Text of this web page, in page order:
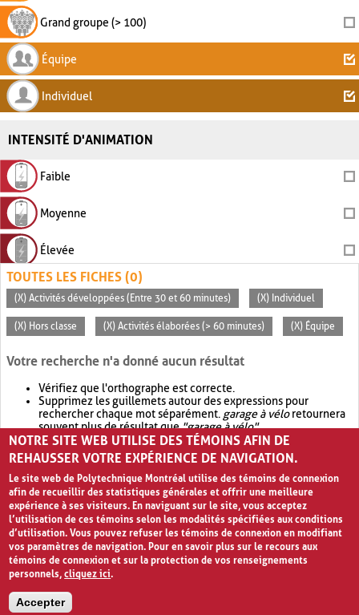
Grand groupe (> 100)
Équipe
Individuel
INTENSITÉ D'ANIMATION
Faible
Moyenne
Élevée
TOUTES LES FICHES (0)
(X) Activités développées (Entre 30 et 60 minutes) (X) Individuel
(X) Hors classe (X) Activités élaborées (> 60 minutes) (X) Équipe
Votre recherche n'a donné aucun résultat
Vérifiez que l'orthographe est correcte.
Supprimez les guillemets autour des expressions pour
rechercher chaque mot séparément. garage à véloretournera
souvent plus de résultat que"garage à vélo".
Envisagez d'élargir votre recherche avec OR.garage OR vélo
retournera souvent plus de résultat quegarage à vélo
NOTRE SITE WEB UTILISE DES TÉMOINS AFIN DE
REHAUSSER VOTRE EXPÉRIENCE DE NAVIGATION.
Le site web de Polytechnique Montréal utilise des témoins de connexion
afin de recueillir des statistiques générales et offrir une meilleure
expérience à ses visiteurs. En naviguant sur le site, vous acceptez
l’utilisation de ces témoins selon les modalités spécifiées aux conditions
d’utilisation. Vous pouvez refuser les témoins de connexion en modifiant
vos paramètres de navigation. Pour en savoir plus sur le recours aux
témoins de connexion et sur la protection de vos renseignements
personnels,cliquez ici.
Accepter